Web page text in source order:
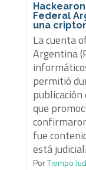
Federal
una
La cuenta
Argentina
permitió
que
fue
está
PorTiempo